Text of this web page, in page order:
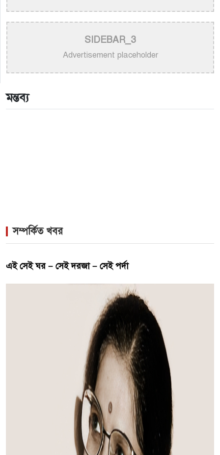
>
বাংলাদেশ বেতারে সুরকার ও সংগীত পরিচালক হিসেবে
তালিকাভুক্ত হলেন ৯২ শিল্পী
>একই দিনে জন্ম, সুরের টানে বাঁধা পড়া বাংলা গানের অমর
জুটি
SIDEBAR_3
Advertisement placeholder
মন্তব্য
সম্পর্কিত খবর
এই সেই ঘর – সেই দরজা – সেই পর্দা